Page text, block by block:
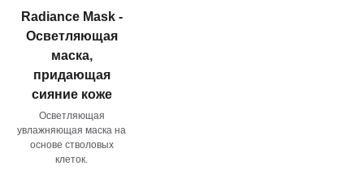
Radiance Mask -
Осветляющая
маска,
придающая
сияние коже
Осветляющая
увлажняющая маска на
основе стволовых
клеток.